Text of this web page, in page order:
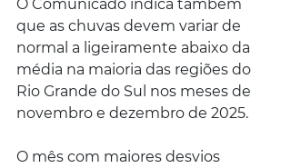
O Comunicado indica também
que as chuvas devem variar de
normal a ligeiramente abaixo da
média na maioria das regiões do
Rio Grande do Sul nos meses de
novembro e dezembro de 2025.
O mês com maiores desvios